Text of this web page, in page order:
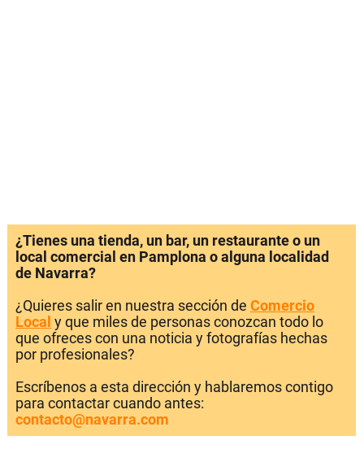
¿Tienes una tienda, un bar, un restaurante o un
local comercial en Pamplona o alguna localidad
de Navarra?
¿Quieres salir en nuestra sección de Comercio
Local y que miles de personas conozcan todo lo
que ofreces con una noticia y fotografías hechas
por profesionales?
Escríbenos a esta dirección y hablaremos contigo
para contactar cuando antes:
contacto@navarra.com